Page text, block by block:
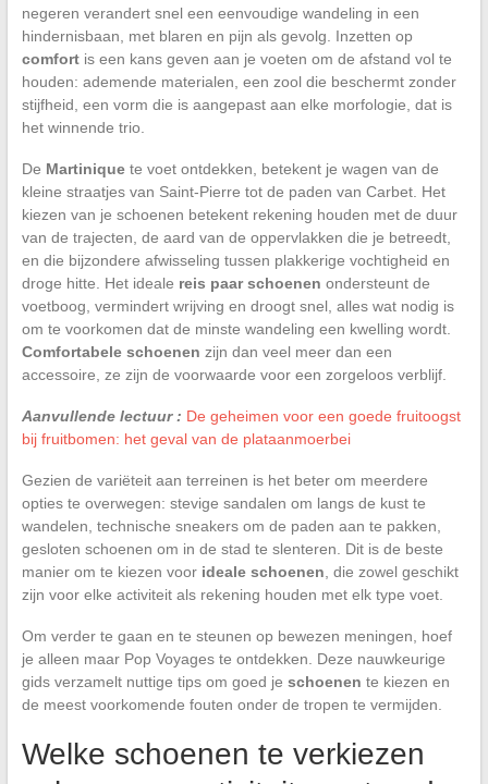
negeren verandert snel een eenvoudige wandeling in een
hindernisbaan, met blaren en pijn als gevolg. Inzetten op
comfortis een kans geven aan je voeten om de afstand vol te
houden: ademende materialen, een zool die beschermt zonder
stijfheid, een vorm die is aangepast aan elke morfologie, dat is
het winnende trio.
De Martiniquete voet ontdekken, betekent je wagen van de
kleine straatjes van Saint-Pierre tot de paden van Carbet. Het
kiezen van je schoenen betekent rekening houden met de duur
van de trajecten, de aard van de oppervlakken die je betreedt,
en die bijzondere afwisseling tussen plakkerige vochtigheid en
droge hitte. Het ideale reis paar schoenen ondersteunt de
voetboog, vermindert wrijving en droogt snel, alles wat nodig is
om te voorkomen dat de minste wandeling een kwelling wordt.
Comfortabele schoenen zijn dan veel meer dan een
accessoire, ze zijn de voorwaarde voor een zorgeloos verblijf.
Aanvullende lectuur : De geheimen voor een goede fruitoogst
bij fruitbomen: het geval van de plataanmoerbei
Gezien de variëteit aan terreinen is het beter om meerdere
opties te overwegen: stevige sandalen om langs de kust te
wandelen, technische sneakers om de paden aan te pakken,
gesloten schoenen om in de stad te slenteren. Dit is de beste
manier om te kiezen voor ideale schoenen , die zowel geschikt
zijn voor elke activiteit als rekening houden met elk type voet.
Om verder te gaan en te steunen op bewezen meningen, hoef
je alleen maar Pop Voyages te ontdekken. Deze nauwkeurige
gids verzamelt nuttige tips om goed je schoenen te kiezen en
de meest voorkomende fouten onder de tropen te vermijden.
Welke schoenen te verkiezen